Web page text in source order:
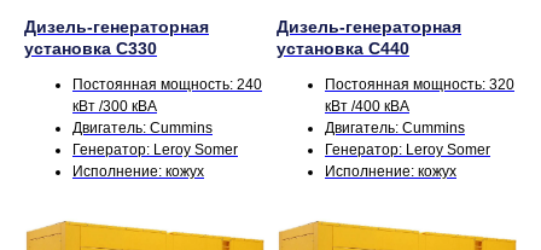
Дизель-генераторная
установка С330
Постоянная мощность: 240
кВт /300 кВА
Двигатель: Cummins
Генератор: Leroy Somer
Исполнение: кожух
Дизель-генераторная
установка С440
Постоянная мощность: 320
кВт /400 кВА
Двигатель: Cummins
Генератор: Leroy Somer
Исполнение: кожух